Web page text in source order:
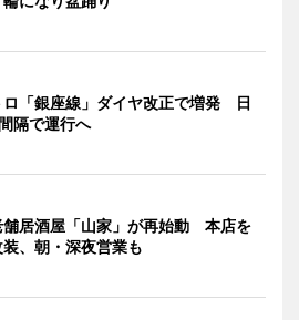
ロ「銀座線」ダイヤ改正で増発 日
隔で運行へ
舗居酒屋「山家」が再始動 本店を
、朝・深夜営業も